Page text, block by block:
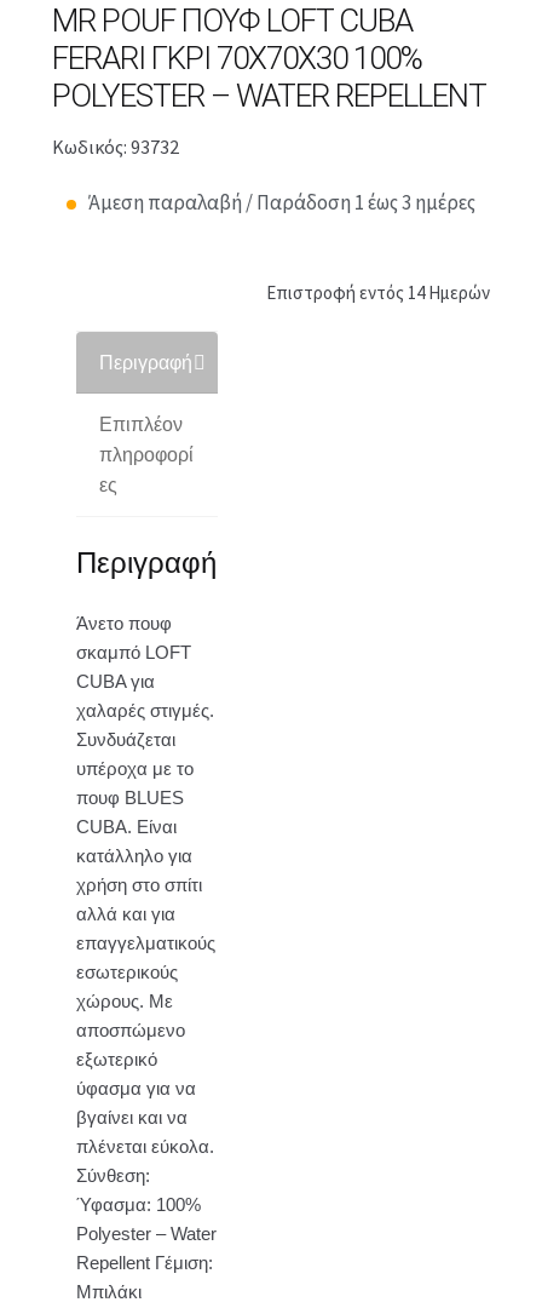
MR POUF ΠΟΥΦ LOFT CUBA
FERARI ΓΚΡΙ 70X70X30 100%
POLYESTER – WATER REPELLENT
Κωδικός: 93732
Άμεση παραλαβή / Παράδοση 1 έως 3 ημέρες
Επιστροφή εντός 14 Ημερών
Περιγραφή
Επιπλέον
πληροφορί
ες
Περιγραφή
Άνετο πουφ
σκαμπό LOFT
CUBA για
χαλαρές στιγμές.
Συνδυάζεται
υπέροχα με το
πουφ BLUES
CUBA. Είναι
κατάλληλο για
χρήση στο σπίτι
αλλά και για
επαγγελματικούς
εσωτερικούς
χώρους. Με
αποσπώμενο
εξωτερικό
ύφασμα για να
βγαίνει και να
πλένεται εύκολα.
Σύνθεση:
Ύφασμα: 100%
Polyester – Water
Repellent Γέμιση:
Μπιλάκι